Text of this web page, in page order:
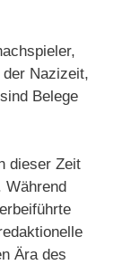
Nazizeit,
Belege
dieser Zeit
Während
Ära des